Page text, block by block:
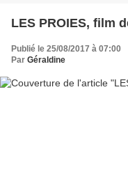
LES PROIES, film
Publié le 25/08/2017 à 07:00
Par Géraldine